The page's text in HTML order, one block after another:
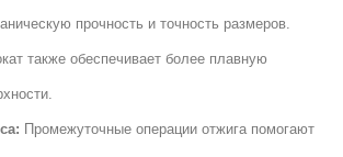
прочность и точность размеров.
также обеспечивает более плавную
Промежуточные операции отжига помогают